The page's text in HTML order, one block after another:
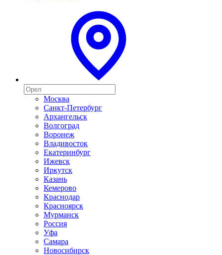
Москва
Санкт-Петербург
Архангельск
Волгоград
Воронеж
Владивосток
Екатеринбург
Ижевск
Иркутск
Казань
Кемерово
Краснодар
Красноярск
Мурманск
Россия
Уфа
Самара
Новосибирск